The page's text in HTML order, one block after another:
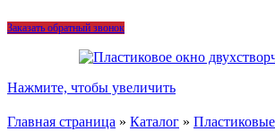
Заказать обратный звонок
Нажмите, чтобы увеличить
Главная страница » Каталог »